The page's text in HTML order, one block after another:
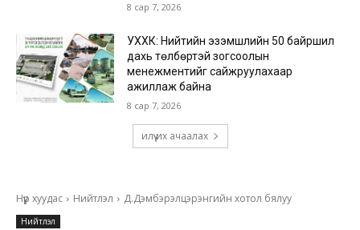
8 сар 7, 2026
УХХК: Нийтийн эзэмшлийн 50 байршил
дахь төлбөртэй зогсоолын
менежментийг сайжруулахаар
ажиллаж байна
8 сар 7, 2026
илүү их ачаалах